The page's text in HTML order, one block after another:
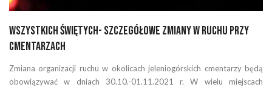
Wszystkich Świętych- szczegółowe zmiany w ruchu przy
cmentarzach
Zmiana organizacji ruchu w okolicach jeleniogórskich cmentarzy będą
obowiązywać w dniach 30.10.-01.11.2021 r. W wielu miejscach